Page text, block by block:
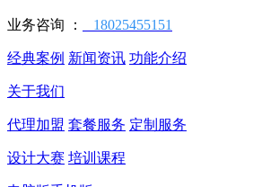
业务咨询 ： 18025455151
经典案例 新闻资讯 功能介绍
关于我们
代理加盟 套餐服务 定制服务
设计大赛 培训课程